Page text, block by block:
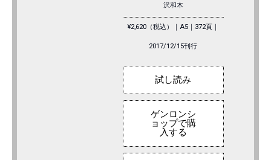
沢和木
¥2,620（税込）｜A5｜372頁｜
2017/12/15刊行
試し読み
ゲンロンシ
ョップで購
入する